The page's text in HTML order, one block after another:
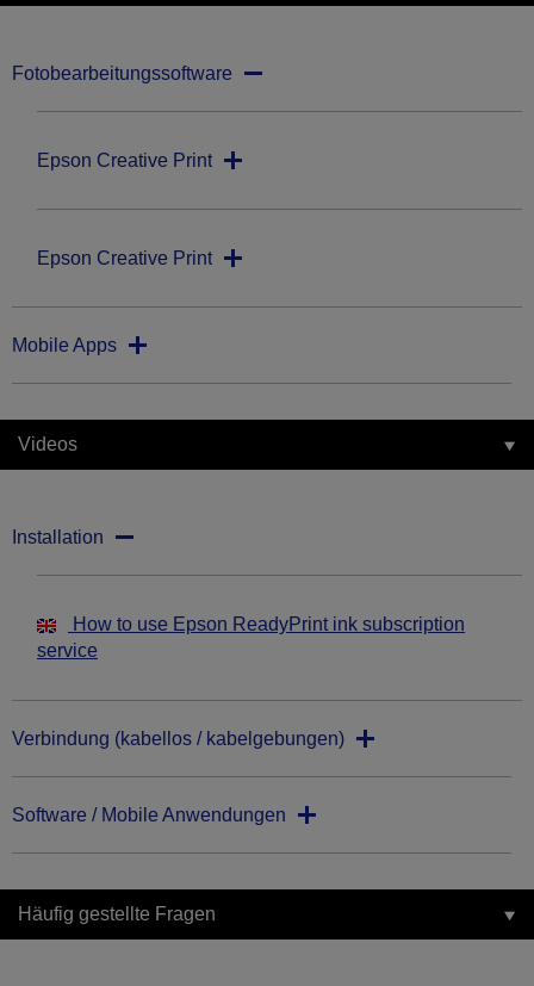
Fotobearbeitungssoftware
Epson Creative Print
Epson Creative Print
Mobile Apps
Videos
Installation
How to use Epson ReadyPrint ink subscription
service
Verbindung (kabellos / kabelgebungen)
Software / Mobile Anwendungen
Häufig gestellte Fragen